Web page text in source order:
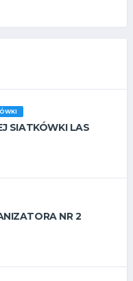
SIATKÓWKI LAS
NR 2